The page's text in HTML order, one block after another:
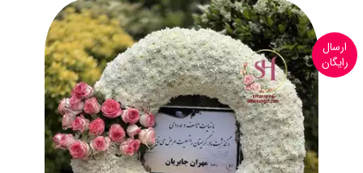
ارسال
رایگان